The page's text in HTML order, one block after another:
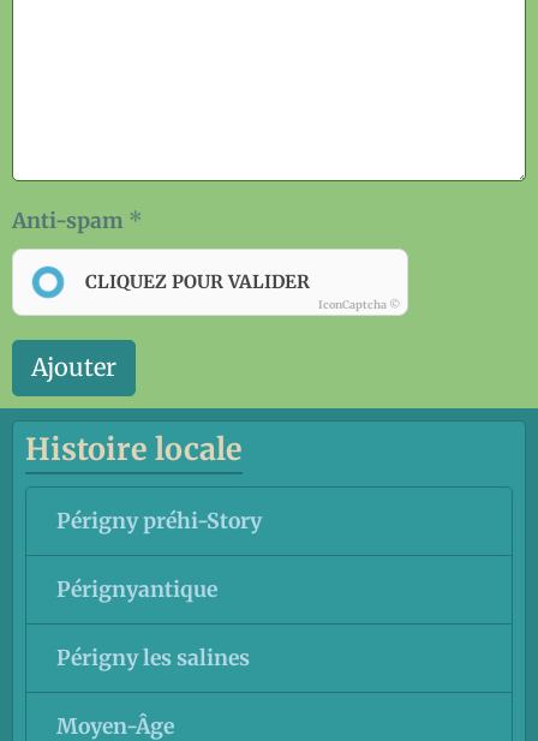
Anti-spam
CLIQUEZ POUR VALIDER
IconCaptcha ©
Ajouter
Histoire locale
Périgny préhi-Story
Pérignyantique
Périgny les salines
Moyen-Âge